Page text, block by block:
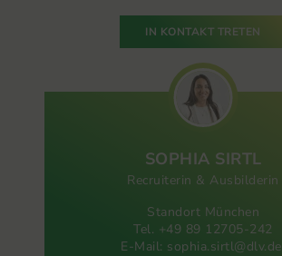
IN KONTAKT TRETEN
SOPHIA SIRTL
Recruiterin & Ausbilderin
Standort München
Tel. +49 89 12705-242
E-Mail: sophia.sirtl@dlv.de